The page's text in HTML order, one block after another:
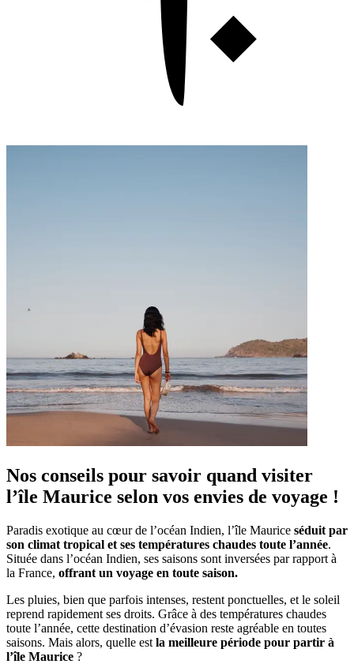
Nos conseils pour savoir quand visiter
l’île Maurice selon vos envies de voyage !
Paradis exotique au cœur de l’océan Indien, l’île Maurice séduit par
son climat tropical et ses températures chaudes toute l’année.
Située dans l’océan Indien, ses saisons sont inversées par rapport à
la France, offrant un voyage en toute saison.
Les pluies, bien que parfois intenses, restent ponctuelles, et le soleil
reprend rapidement ses droits. Grâce à des températures chaudes
toute l’année, cette destination d’évasion reste agréable en toutes
saisons. Mais alors, quelle est la meilleure période pour partir à
l’île Maurice ?